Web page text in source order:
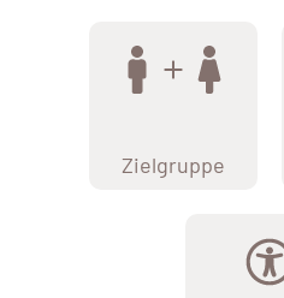
Zielgruppe